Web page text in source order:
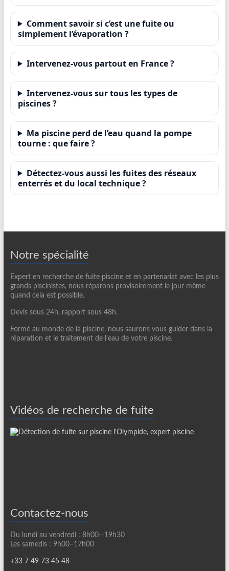
Comment savoir si c’est une fuite ou
simplement l’évaporation ?
Intervenez-vous partout en France ?
Intervenez-vous sur tous les types de
piscines ?
Ma piscine perd de l’eau quand la pompe
tourne : que faire ?
Détectez-vous aussi les fuites des réseaux
enterrés et du local technique ?
Notre spécialité
Expert en recherche de fuite piscine et en partenariat avec les plus
grands piscinistes, nous réparons provisoirement le jour même
quand cela est possible.
Devis sous 24h, rapport sous 48h.
Formé au monde de la piscine, nous saurons vous guider dans la
réparation et le traitement de l’eau de votre piscine.
Vidéos de recherche de fuite
Contactez-nous
Du lundi au vendredi : 8h00—19h30
Les samedis : 9h00–17h00
+33 7 49 73 45 48